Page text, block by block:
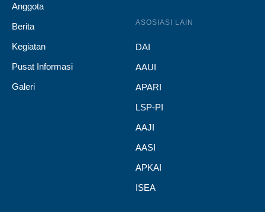
Anggota
Berita
Kegiatan
Pusat Informasi
Galeri
ASOSIASI LAIN
DAI
AAUI
APARI
LSP-PI
AAJI
AASI
APKAI
ISEA